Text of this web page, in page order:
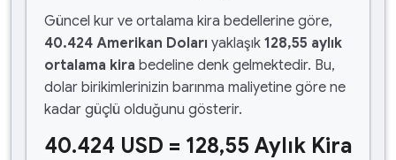
Güncel kur ve ortalama kira bedellerine göre,
40.424 Amerikan Doları yaklaşık 128,55 aylık
ortalama kira bedeline denk gelmektedir. Bu,
dolar birikimlerinizin barınma maliyetine göre ne
kadar güçlü olduğunu gösterir.
40.424 USD = 128,55 Aylık Kira